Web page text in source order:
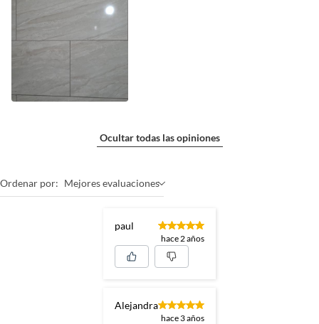
Ocultar todas las opiniones
Ordenar por: Mejores evaluaciones
paul
hace 2 años
Alejandra
hace 3 años